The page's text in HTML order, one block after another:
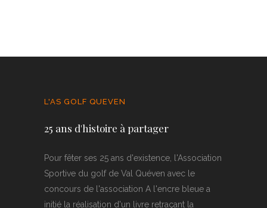
L'AS GOLF QUEVEN
25 ans d'histoire à partager
Pour fêter ses 25 ans d'existence, l'Association
Sportive du golf de Val Quéven avec le
concours de l'association A l'encre bleue a
initié la réalisation d'un livre retraçant la